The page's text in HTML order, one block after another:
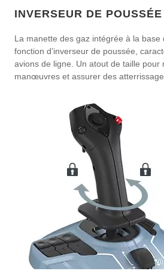
INVERSEUR DE
La manette des gaz intégrée à la base
fonction d’inverseur de poussée,
avions de ligne. Un atout de taille pour
manœuvres et assurer des